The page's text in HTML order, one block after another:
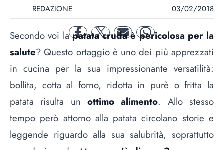
REDAZIONE 03/02/2018
facebooktwitter mail whatsapp
Secondo voi lapatata cruda è pericolosa per la
salute? Questo ortaggio è uno dei più apprezzati
in cucina per la sua impressionante versatilità:
bollita, cotta al forno, ridotta in purè o fritta la
patata risulta un ottimo alimento. Allo stesso
tempo però attorno alla patata circolano storie e
leggende riguardo alla sua salubrità, soprattutto